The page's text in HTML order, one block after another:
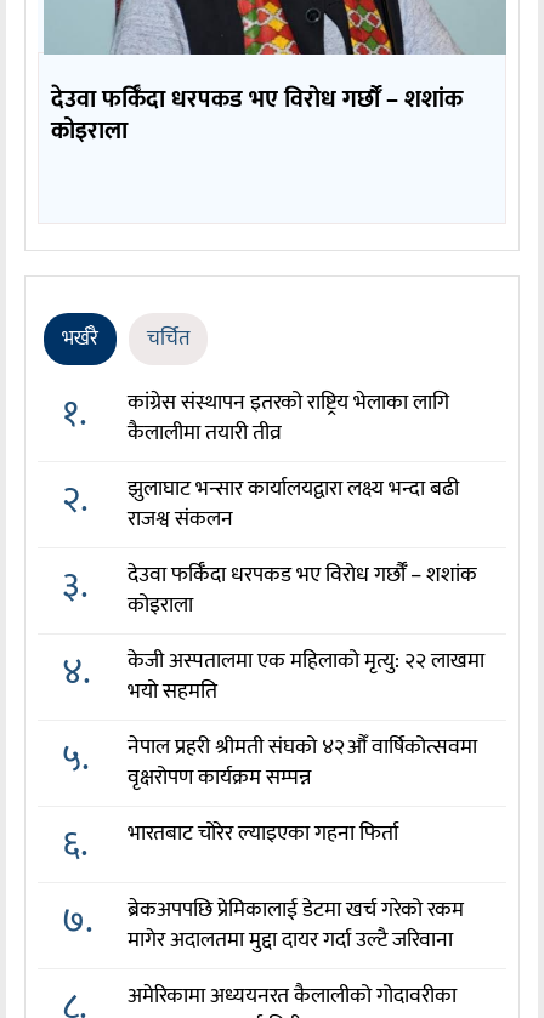
देउवा फर्किँदा धरपकड भए विरोध गर्छौँं – शशांक
कोइराला
भर्खरै चर्चित
१.
कांग्रेस संस्थापन इतरको राष्ट्रिय भेलाका लागि
कैलालीमा तयारी तीव्र
२.
झुलाघाट भन्सार कार्यालयद्वारा लक्ष्य भन्दा बढी
राजश्व संकलन
३.
देउवा फर्किँदा धरपकड भए विरोध गर्छौँं – शशांक
कोइराला
४.
केजी अस्पतालमा एक महिलाको मृत्यु: २२ लाखमा
भयो सहमति
५.
नेपाल प्रहरी श्रीमती संघको ४२औँ वार्षिकोत्सवमा
वृक्षरोपण कार्यक्रम सम्पन्न
६. भारतबाट चोरेर ल्याइएका गहना फिर्ता
७.
ब्रेकअपपछि प्रेमिकालाई डेटमा खर्च गरेको रकम
मागेर अदालतमा मुद्दा दायर गर्दा उल्टै जरिवाना
अमेरिकामा अध्ययनरत कैलालीको गोदावरीका